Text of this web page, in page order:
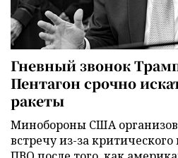
Гневный звонок
Пентагон срочно
ракеты
Минобороны США
встречу из-за